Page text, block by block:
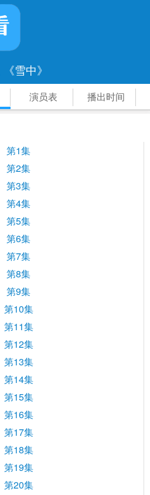
《雪中》
演员表 播出时间
第1集
第2集
第3集
第4集
第5集
第6集
第7集
第8集
第9集
第10集
第11集
第12集
第13集
第14集
第15集
第16集
第17集
第18集
第19集
第20集